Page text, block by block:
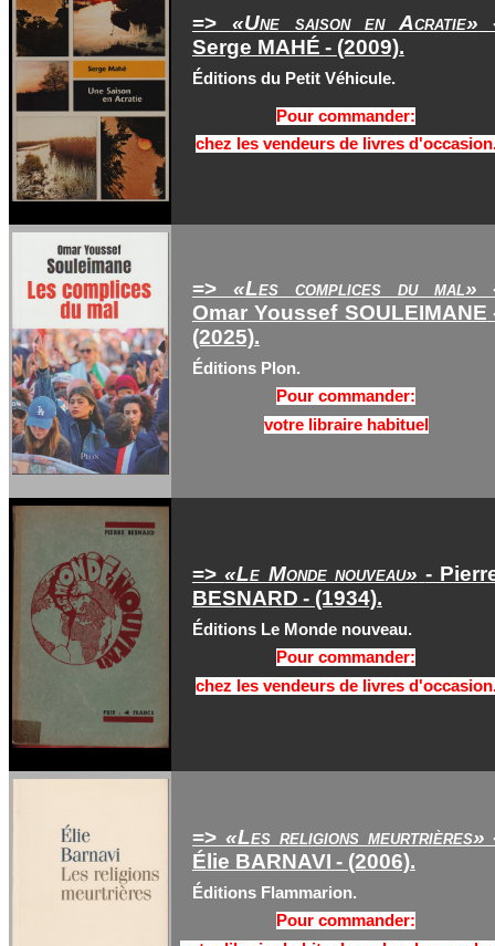
=> «Une saison en Acratie»
Serge MAHÉ - (2009).
Éditions du Petit Véhicule.
Pour commander:
chez les vendeurs de livres
=> «Les complices du mal»
Omar Youssef SOULEIMANE
(2025).
Éditions Plon.
Pour commander:
votre libraire habituel
=>«Le Monde nouveau» -
BESNARD - (1934).
Éditions Le Monde nouveau.
Pour commander:
chez les vendeurs de livres
=> «Les religions meurtrières»
Élie BARNAVI - (2006).
Éditions Flammarion.
Pour commander: